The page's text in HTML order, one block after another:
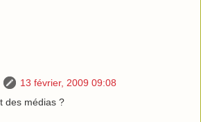
13 février, 2009 09:08
des médias ?